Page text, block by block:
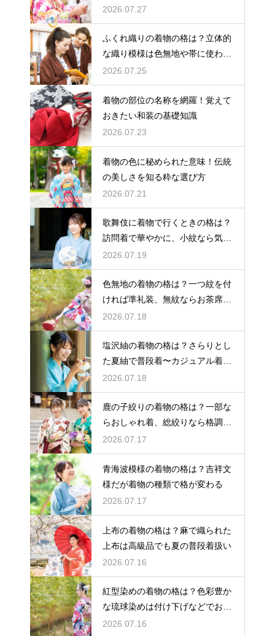
2026.07.27
ふくれ織りの着物の格は？立体的
な織り模様は色無地や帯に使われ
格は控えめ
2026.07.25
着物の部位の名称を網羅！覚えて
おきたい和装の基礎知識
2026.07.23
着物の色に秘められた意味！伝統
の美しさを知る粋な選び方
2026.07.21
歌舞伎に着物で行くときの格は？
訪問着で華やかに、小紋なら気軽
な観劇に
2026.07.19
色無地の着物の格は？一つ紋を付
ければ準礼装、無紋ならお茶席向
きの格
2026.07.18
塩沢紬の着物の格は？さらりとし
た夏紬で普段着〜カジュアル着物
として活躍
2026.07.18
鹿の子絞りの着物の格は？一部な
らおしゃれ着、総絞りなら格調高
い晴れ着に
2026.07.17
青海波模様の着物の格は？吉祥文
様だが着物の種類で格が変わる
2026.07.17
上布の着物の格は？麻で織られた
上布は高級品でも夏の普段着扱い
2026.07.16
紅型染めの着物の格は？色彩豊か
な琉球染めは付け下げなどでおし
ゃれ着向き
2026.07.16